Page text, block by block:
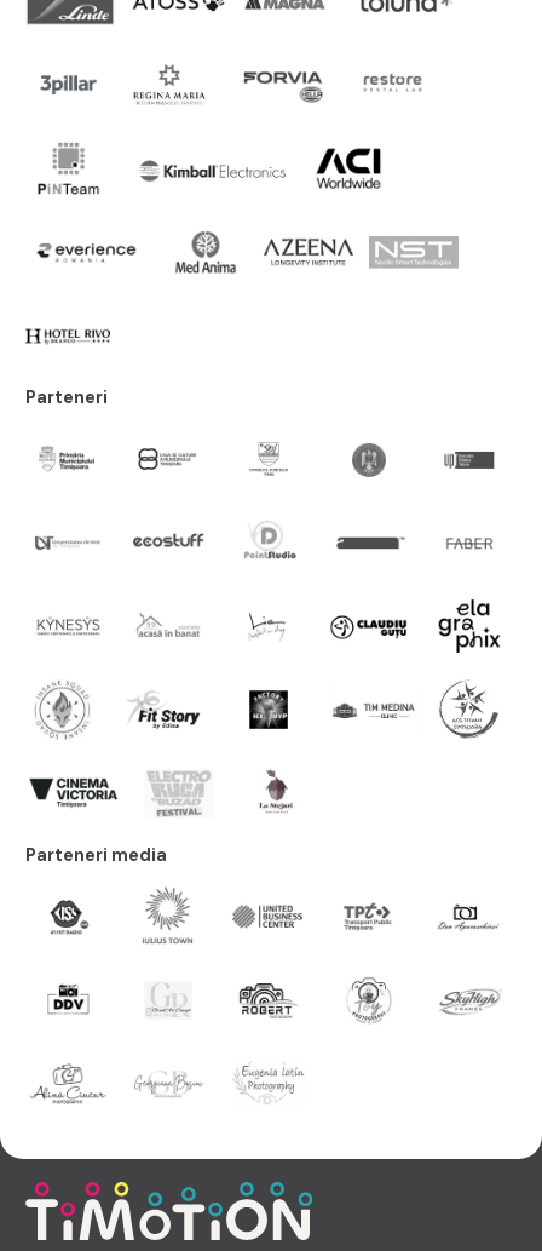
Parteneri
Parteneri media